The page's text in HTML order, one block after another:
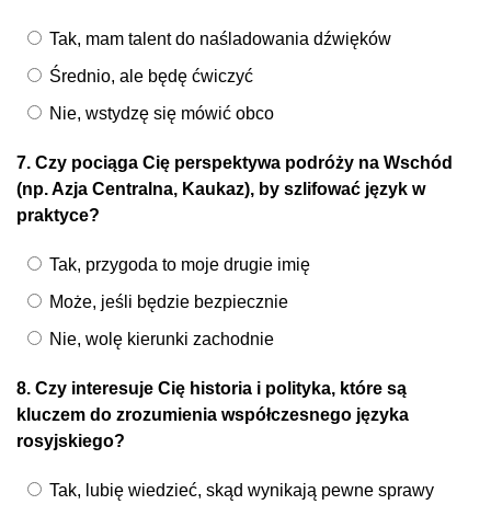
Tak, mam talent do naśladowania dźwięków
Średnio, ale będę ćwiczyć
Nie, wstydzę się mówić obco
7. Czy pociąga Cię perspektywa podróży na Wschód
(np. Azja Centralna, Kaukaz), by szlifować język w
praktyce?
Tak, przygoda to moje drugie imię
Może, jeśli będzie bezpiecznie
Nie, wolę kierunki zachodnie
8. Czy interesuje Cię historia i polityka, które są
kluczem do zrozumienia współczesnego języka
rosyjskiego?
Tak, lubię wiedzieć, skąd wynikają pewne sprawy